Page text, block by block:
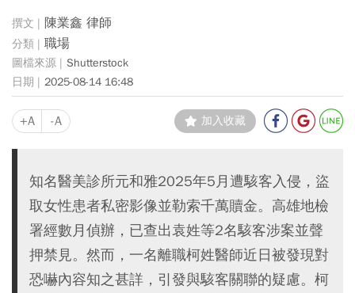
陳業鑫 律師
職場
Shutterstock
2025-08-14 16:48
+A -A 加入收藏
知名醫美診所元和雅2025年5月遭駭客入侵，盜
取女性患者私密影像並勒索千萬贖金。高雄地檢
署經數月偵辦，已查出袁姓等2名駭客涉案並聲
押禁見。然而，一名離職柯姓醫師近日被發現對
恐嚇內容知之甚詳，引發與駭客關聯的疑慮。柯